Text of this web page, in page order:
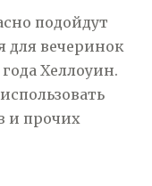
подойдут
для вечеринок
Хеллоуин.
и прочих